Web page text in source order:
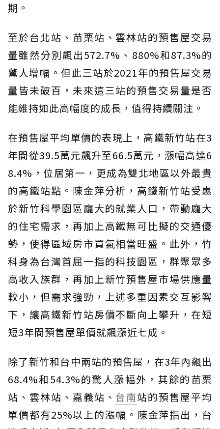
期。
至於台北站、苗栗站、雲林站的預售屋交易
量雖然分別飆出572.7%、880%和87.3%的
驚人增幅。但此三站於2021年的預售屋交易
量皆未破百，未來這三站的預售交易量是否
能維持如此高幅度的成長，值得持續關注。
在預售屋平均單價的表現上，高鐵新竹站在3
年間從39.5萬元飆升至66.5萬元，漲幅高達6
8.4%，位居第一，更成為雙北地區以外最貴
的高鐵站點。陳金萍分析，高鐵新竹站受惠
於新竹科學園區龐大的就業人口，帶動龐大
的住宅需求，再加上高鐵無可比擬的交通優
勢，使得區域房市買氣相當旺盛。此外，竹
科身為台灣首屈一指的科技園區，群聚眾多
高收入族群，再加上新竹預售屋市場供應量
較小，但需求強勁，上述多重因素交互影響
下，讓高鐵新竹站房價不斷向上攀升，在短
短3年間預售屋單價就飆漲近七成。
除了新竹和台中兩站的預售屋，在3年內飆出
68.4%和54.3%的驚人漲幅外，其餘的苗栗
站、雲林站、嘉義站、 台南站的預售屋平均
單價都有25%以上的漲幅。陳金萍指出，台